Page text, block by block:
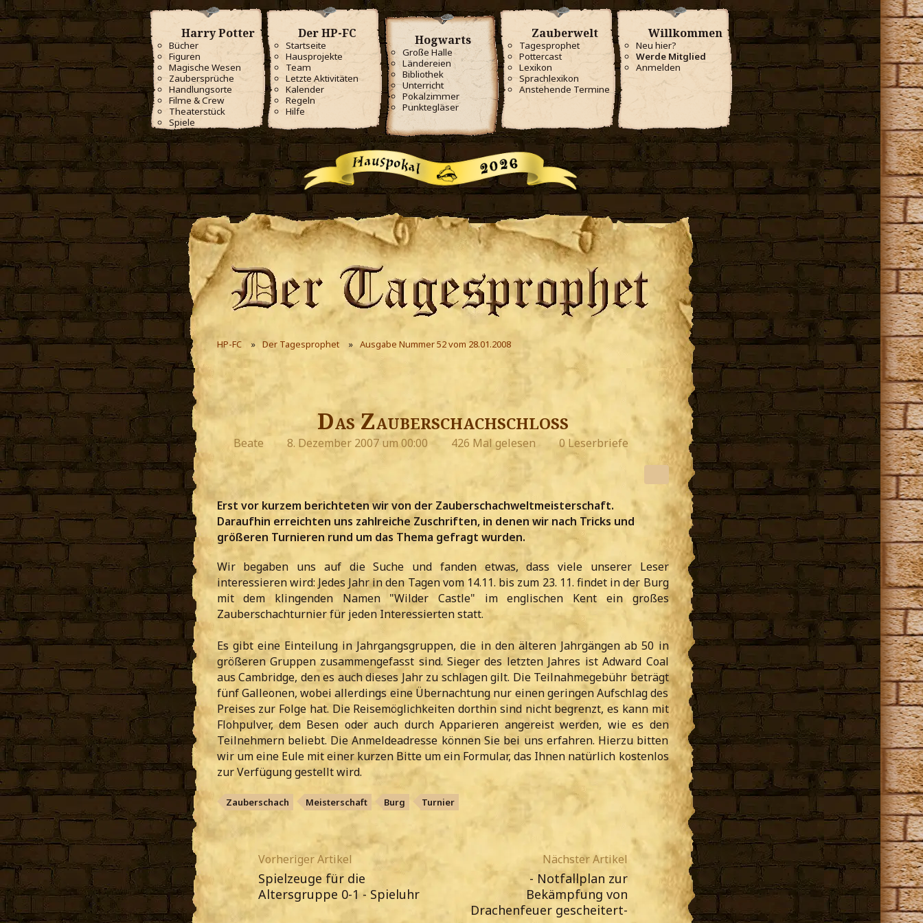
Harry Potter
Bücher
Figuren
Magische Wesen
Zaubersprüche
Handlungsorte
Filme & Crew
Theaterstück
Spiele
Der HP-FC
Startseite
Hausprojekte
Team
Letzte Aktivitäten
Kalender
Regeln
Hilfe
Hogwarts
Große Halle
Ländereien
Bibliothek
Unterricht
Pokalzimmer
Punktegläser
Zauberwelt
Tagesprophet
Pottercast
Lexikon
Sprachlexikon
Anstehende Termine
Willkommen
Neu hier?
Werde Mitglied
Anmelden
HP-FC Der Tagesprophet Ausgabe Nummer 52 vom 28.01.2008
Das Zauberschachschloss
Beate 8. Dezember 2007 um 00:00 426 Mal gelesen 0 Leserbriefe
Erst vor kurzem berichteten wir von der Zauberschachweltmeisterschaft.
Daraufhin erreichten uns zahlreiche Zuschriften, in denen wir nach Tricks und
größeren Turnieren rund um das Thema gefragt wurden.
Wir begaben uns auf die Suche und fanden etwas, dass viele unserer Leser
interessieren wird: Jedes Jahr in den Tagen vom 14.11. bis zum 23. 11. findet in der Burg
mit dem klingenden Namen "Wilder Castle" im englischen Kent ein großes
Zauberschachturnier für jeden Interessierten statt.
Es gibt eine Einteilung in Jahrgangsgruppen, die in den älteren Jahrgängen ab 50 in
größeren Gruppen zusammengefasst sind. Sieger des letzten Jahres ist Adward Coal
aus Cambridge, den es auch dieses Jahr zu schlagen gilt. Die Teilnahmegebühr beträgt
fünf Galleonen, wobei allerdings eine Übernachtung nur einen geringen Aufschlag des
Preises zur Folge hat. Die Reisemöglichkeiten dorthin sind nicht begrenzt, es kann mit
Flohpulver, dem Besen oder auch durch Apparieren angereist werden, wie es den
Teilnehmern beliebt. Die Anmeldeadresse können Sie bei uns erfahren. Hierzu bitten
wir um eine Eule mit einer kurzen Bitte um ein Formular, das Ihnen natürlich kostenlos
zur Verfügung gestellt wird.
Zauberschach Meisterschaft Burg Turnier
Vorheriger Artikel
Spielzeuge für die
Altersgruppe 0-1 - Spieluhr
Nächster Artikel
- Notfallplan zur
Bekämpfung von
Drachenfeuer gescheitert-